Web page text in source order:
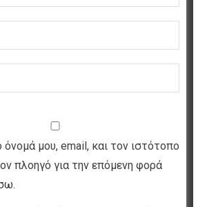
μου, email, και τον ιστότοπο
πλοηγό για την επόμενη φορά